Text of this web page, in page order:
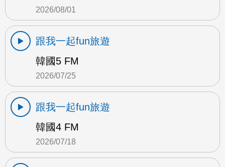
2026/08/01
跟我一起fun旅遊
韓國5 FM
2026/07/25
跟我一起fun旅遊
韓國4 FM
2026/07/18